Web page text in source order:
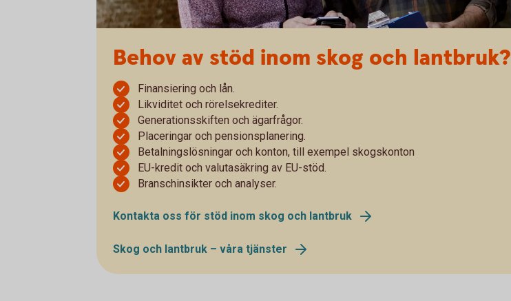
Behov av stöd inom skog och lantbruk?
Finansiering och lån.
Likviditet och rörelsekrediter.
Generationsskiften och ägarfrågor.
Placeringar och pensionsplanering.
Betalningslösningar och konton, till exempel skogskonton
EU-kredit och valutasäkring av EU-stöd.
Branschinsikter och analyser.
Kontakta oss för stöd inom skog och lantbruk
Skog och lantbruk – våra tjänster